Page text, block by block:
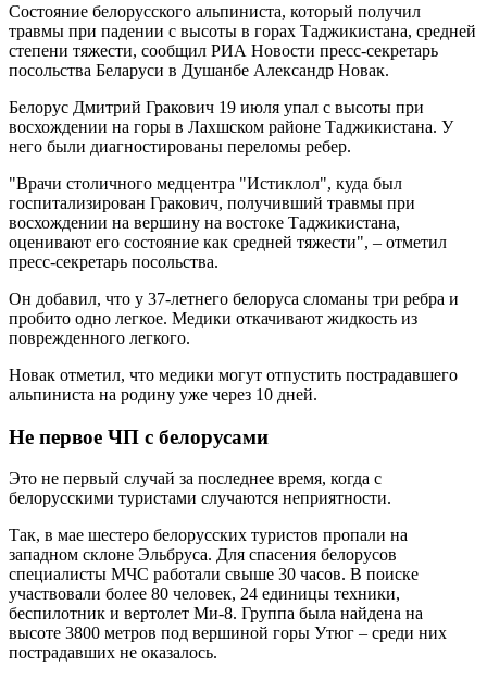
Состояние белорусского альпиниста, который получил
травмы при падении с высоты в горах Таджикистана, средней
степени тяжести, сообщил РИА Новости пресс-секретарь
посольства Беларуси в Душанбе Александр Новак.
Белорус Дмитрий Гракович 19 июля упал с высоты при
восхождении на горы в Лахшском районе Таджикистана. У
него были диагностированы переломы ребер.
"Врачи столичного медцентра "Истиклол", куда был
госпитализирован Гракович, получивший травмы при
восхождении на вершину на востоке Таджикистана,
оценивают его состояние как средней тяжести", – отметил
пресс-секретарь посольства.
Он добавил, что у 37-летнего белоруса сломаны три ребра и
пробито одно легкое. Медики откачивают жидкость из
поврежденного легкого.
Новак отметил, что медики могут отпустить пострадавшего
альпиниста на родину уже через 10 дней.
Не первое ЧП с белорусами
Это не первый случай за последнее время, когда с
белорусскими туристами случаются неприятности.
Так, в мае шестеро белорусских туристов пропали на
западном склоне Эльбруса. Для спасения белорусов
специалисты МЧС работали свыше 30 часов. В поиске
участвовали более 80 человек, 24 единицы техники,
беспилотник и вертолет Ми-8. Группа была найдена на
высоте 3800 метров под вершиной горы Утюг – среди них
пострадавших не оказалось.